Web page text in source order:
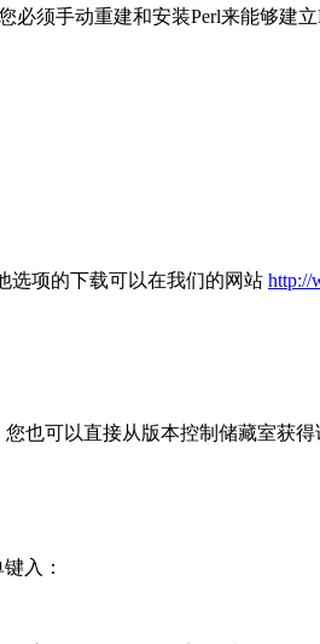
须手动重建和安装Perl来能够建
选项的下载可以在我们的网站 http://
也可以直接从版本控制储藏室获得
入：